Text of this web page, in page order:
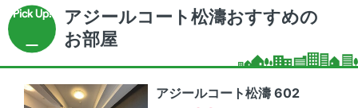
アジールコート松濤おすすめの
お部屋
アジールコート松濤 602